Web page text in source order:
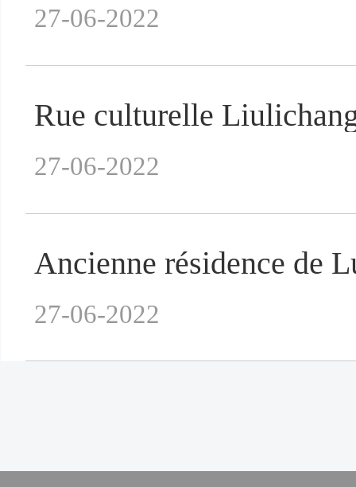
27-06-2022
Rue culturelle
27-06-2022
Ancienne résidence de
27-06-2022